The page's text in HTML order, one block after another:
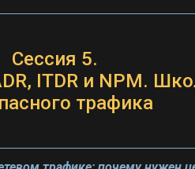
Сессия 5.
ITDR и NPM.
трафика